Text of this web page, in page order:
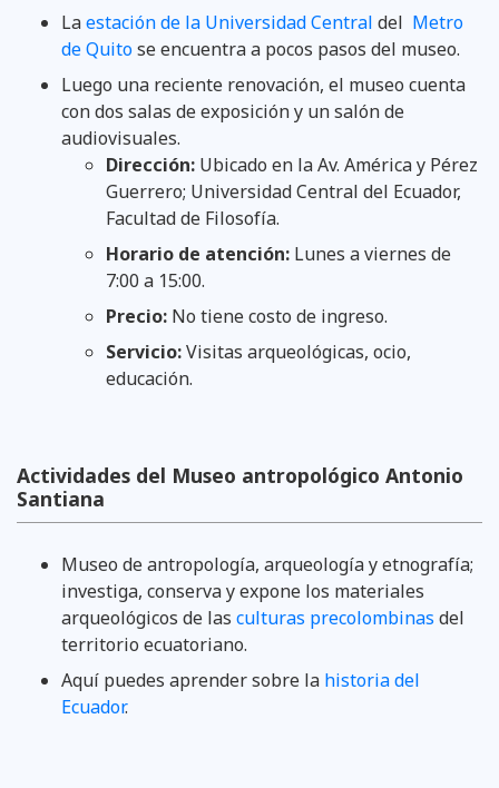
Laestación de la Universidad Central del Metro
de Quitose encuentra a pocos pasos del museo.
Luego una reciente renovación, el museo cuenta
con dos salas de exposición y un salón de
audiovisuales.
Dirección: Ubicado en la Av. América y Pérez
Guerrero; Universidad Central del Ecuador,
Facultad de Filosofía.
Horario de atención: Lunes a viernes de
7:00 a 15:00.
Precio: No tiene costo de ingreso.
Servicio:Visitas arqueológicas, ocio,
educación.
Actividades del Museo antropológico Antonio
Santiana
Museo de antropología, arqueología y etnografía;
investiga, conserva y expone los materiales
arqueológicos de las culturas precolombinas del
territorio ecuatoriano.
Aquí puedes aprender sobre la historia del
Ecuador.